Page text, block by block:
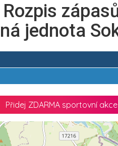
Rozpis
jednota
Přidej ZDARMA sportovní akce